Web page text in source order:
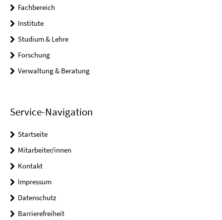
Fachbereich
Institute
Studium & Lehre
Forschung
Verwaltung & Beratung
Service-Navigation
Startseite
Mitarbeiter/innen
Kontakt
Impressum
Datenschutz
Barrierefreiheit